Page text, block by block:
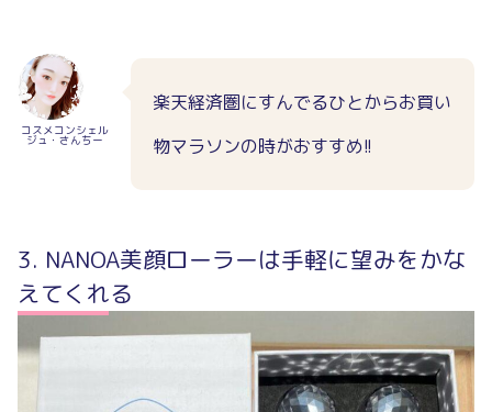
コスメコンシェル
ジュ・さんちー
楽天経済圏にすんでるひとからお買い
物マラソンの時がおすすめ!!
NANOA美顔ローラーは手軽に望みをかな
えてくれる